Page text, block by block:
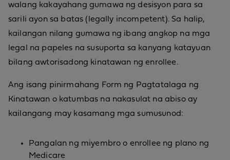
walang kakayahang gumawa ng desisyon para sa
sarili ayon sa batas (legally incompetent). Sa halip,
kailangan nilang gumawa ng ibang angkop na mga
legal na papeles na susuporta sa kanyang katayuan
bilang awtorisadong kinatawan ng enrollee.
Ang isang pinirmahang Form ng Pagtatalaga ng
Kinatawan o katumbas na nakasulat na abiso ay
kailangang may kasamang mga sumusunod:
Pangalan ng miyembro o enrollee ng plano ng
Medicare